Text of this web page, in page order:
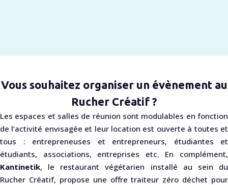
Vous souhaitez organiser un évènement au
Rucher Créatif ?
Les espaces et salles de réunion sont modulables en fonction
de l’activité envisagée et leur location est ouverte à toutes et
tous : entrepreneuses et entrepreneurs, étudiantes et
étudiants, associations, entreprises etc. En complément,
Kantinetik, le restaurant végétarien installé au sein du
Rucher Créatif, propose une offre traiteur zéro déchet pour